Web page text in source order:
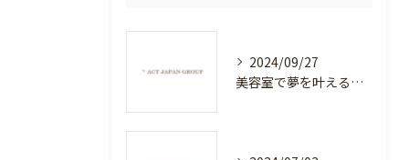
2024/09/27
美容室で夢を叶える！自分を磨く新たなチャンス